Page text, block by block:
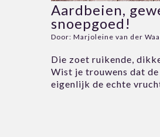
Aardbeien,
snoepgoed!
Door: Marjoleine van der
Die zoet ruikende,
Wist je trouwens dat
eigenlijk de echte